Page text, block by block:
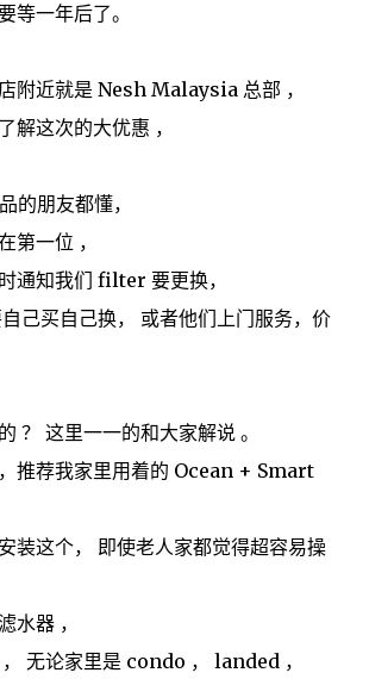
等一年后了。
附近就是 Nesh Malaysia 总部 ，
解这次的大优惠 ，
的朋友都懂，
第一位 ，
通知我们 filter 要更换，
己买自己换， 或者他们上门服务，价
？ 这里一一的和大家解说 。
推荐我家里用着的 Ocean + Smart
装这个， 即使老人家都觉得超容易操
水器 ，
无论家里是 condo ， landed ，